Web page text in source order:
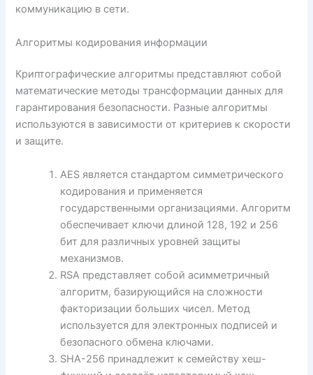
коммуникацию в сети.
Алгоритмы кодирования информации
Криптографические алгоритмы представляют собой
математические методы трансформации данных для
гарантирования безопасности. Разные алгоритмы
используются в зависимости от критериев к скорости
и защите.
AES является стандартом симметрического
кодирования и применяется
государственными организациями. Алгоритм
обеспечивает ключи длиной 128, 192 и 256
бит для различных уровней защиты
механизмов.
RSA представляет собой асимметричный
алгоритм, базирующийся на сложности
факторизации больших чисел. Метод
используется для электронных подписей и
безопасного обмена ключами.
SHA-256 принадлежит к семейству хеш-